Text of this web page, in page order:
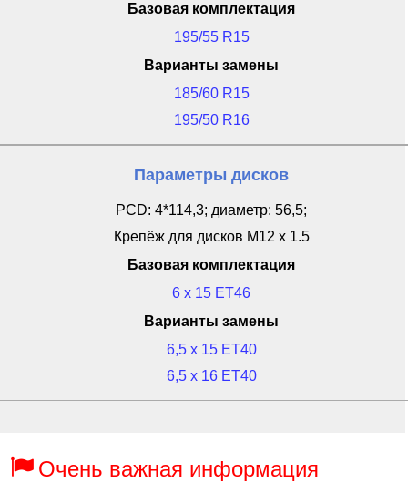
Базовая комплектация
195/55 R15
Варианты замены
185/60 R15
195/50 R16
Параметры дисков
PCD: 4*114,3; диаметр: 56,5;
Крепёж для дисков M12 x 1.5
Базовая комплектация
6 x 15 ET46
Варианты замены
6,5 x 15 ET40
6,5 x 16 ET40
Очень важная информация